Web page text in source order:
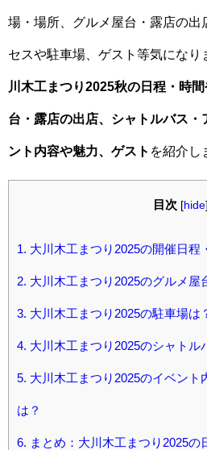
場・場所、グルメ屋台・露店の出
セスや駐車場、ゲスト等気になり
川木工まつり2025秋の日程・時
台・露店の出店、シャトルバス
ント内容や魅力、ゲスト を紹介し
目次 [hide]
1. 大川木工まつり2025の開催日程
2. 大川木工まつり2025のグルメ屋
3. 大川木工まつり2025の駐車場は
4. 大川木工まつり2025のシャトル
5. 大川木工まつり2025のイベント
は？
6. まとめ：大川木工まつり2025の